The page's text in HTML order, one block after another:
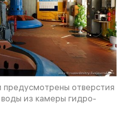
предусмотрены отверстия
из камеры гидро-